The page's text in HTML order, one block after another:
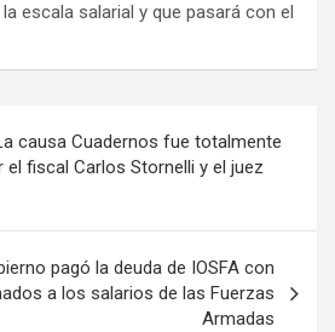
escala salarial y que pasará con el
causa Cuadernos fue totalmente
fiscal Carlos Stornelli y el juez
pagó la deuda de IOSFA con
a los salarios de las Fuerzas
Armadas